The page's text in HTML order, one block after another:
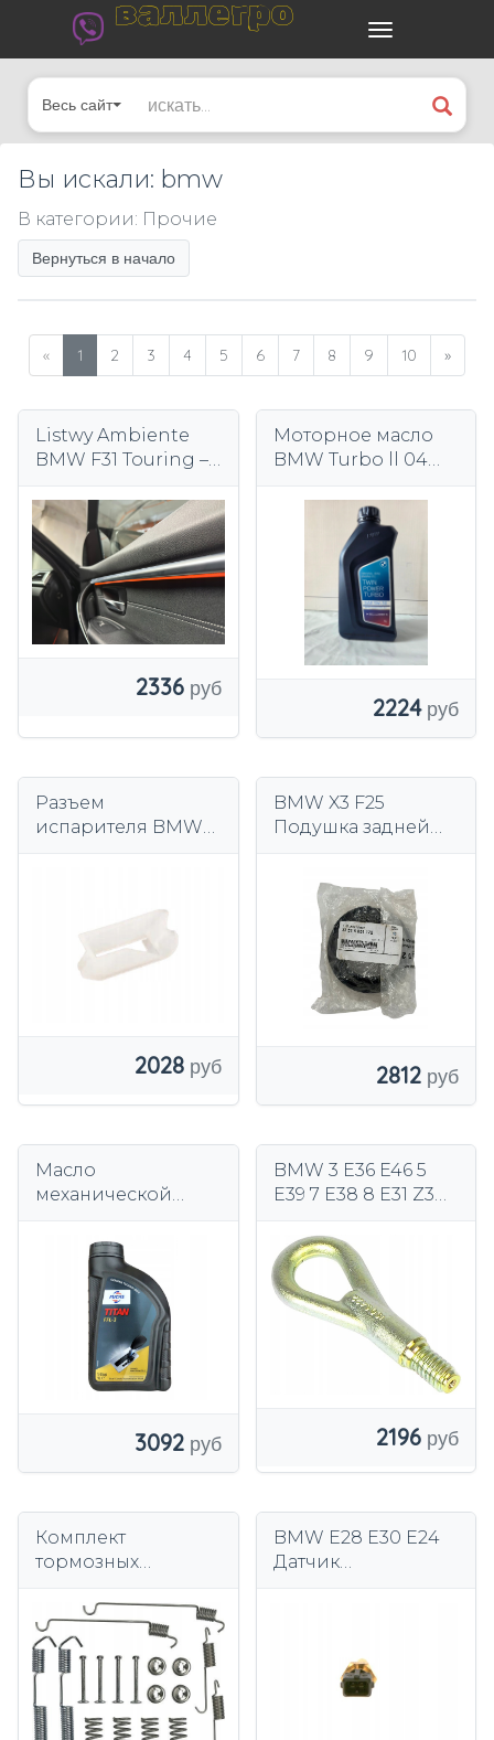
валлегро
Весь сайт
Вы искали: bmw
В категории: Прочие
Вернуться в начало
« 1 2 3 4 5 6 7 8 9 10 »
Listwy Ambiente
BMW F31 Touring –
Design
2336
Моторное масло
BMW Turbo ll 04
83212465849
2224
Разъем
испарителя BMW
2028
BMW X3 F25
Подушка задней
33536856172 6856172
2812
Масло
механической
BMW MTF LT-5
Fuchs 129103.01.IJ
OEM 83222156969
3092
BMW 3 E36 E46 5
E39 7 E38 8 E31 Z3
КРЮК 72150141166
72157203519
2196
Комплект
тормозных
TRW SFK133 OEM
34219064272
BMW E28 E30 E24
Датчик
0280130023 OEM
13621357414